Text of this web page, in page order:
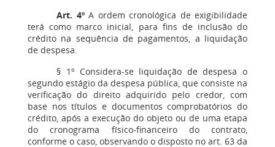
Art. 4ºA ordem cronológica de exigibilidade
terá como marco inicial, para fins de inclusão do
crédito na sequência de pagamentos, a liquidação
de despesa.
§ 1º Considera-se liquidação de despesa o
segundo estágio da despesa pública, que consiste na
verificação do direito adquirido pelo credor, com
base nos títulos e documentos comprobatórios do
crédito, após a execução do objeto ou de uma etapa
do cronograma físico-financeiro do contrato,
conforme o caso, observando o disposto no art. 63 da